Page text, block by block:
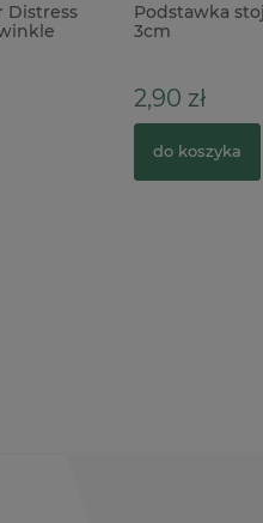
Podstawka stojak do jajka
3cm